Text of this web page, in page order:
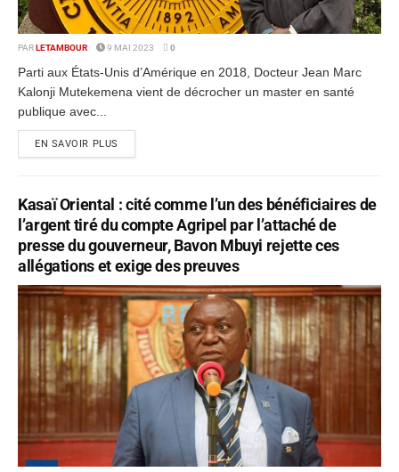
PAR LETAMBOUR 9 MAI 2023 0
Parti aux États-Unis d’Amérique en 2018, Docteur Jean Marc
Kalonji Mutekemena vient de décrocher un master en santé
publique avec...
EN SAVOIR PLUS
Kasaï Oriental : cité comme l’un des bénéficiaires de
l’argent tiré du compte Agripel par l’attaché de
presse du gouverneur, Bavon Mbuyi rejette ces
allégations et exige des preuves